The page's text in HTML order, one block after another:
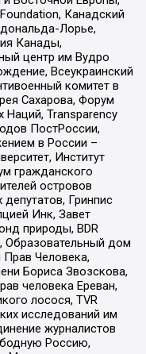
Канадский
Лорье,
Канады,
центр им Вудро
Всеукраинский
комитет в
Сахарова, Форум
Наций, Transparеncy
ПостРоссии,
в России –
Институт
гражданского
островов
Гринпис
Инк, Завет
природы, BDR
Образовательный дом
Человека,
Бориса Звозскова,
человека Ереван,
лосося, TVR
исследований им
журналистов
Россию,